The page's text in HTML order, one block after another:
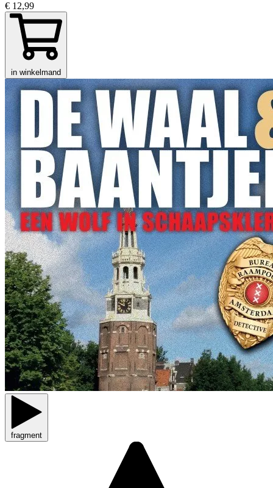
€ 12,99
in winkelmand
fragment